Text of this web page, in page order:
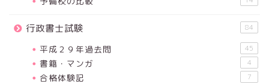
行政書士試験 84
平成２９年過去問 45
書籍・マンガ 4
合格体験記 7